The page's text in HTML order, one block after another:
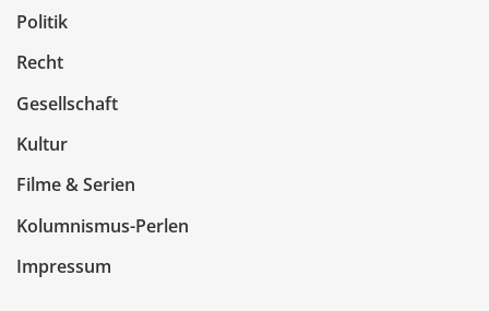
Politik
Recht
Gesellschaft
Kultur
Filme & Serien
Kolumnismus-Perlen
Impressum